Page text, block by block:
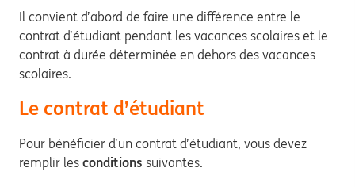
Il convient d’abord de faire une différence entre le
contrat d’étudiant pendant les vacances scolaires et le
contrat à durée déterminée en dehors des vacances
scolaires.
Le contrat d’étudiant
Pour bénéficier d’un contrat d’étudiant, vous devez
remplir les conditions suivantes.